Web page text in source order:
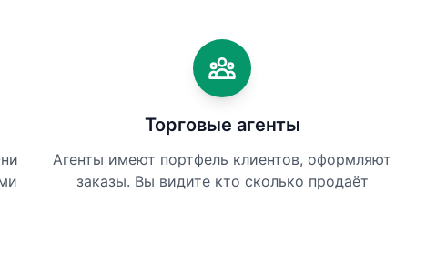
Торговые агенты
Агенты имеют портфель клиентов, оформляют
заказы. Вы видите кто сколько продаёт